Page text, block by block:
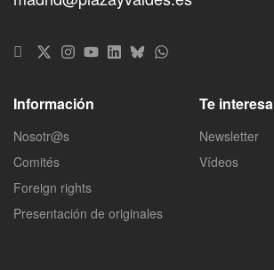
Información
Nosotr@s
Comités
Foreign rights
Presentación de originales
Te interesa
Newsletter
Vídeos